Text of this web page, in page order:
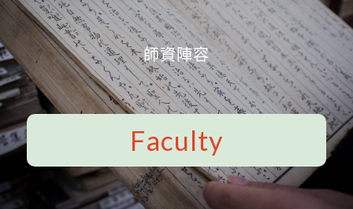
師資陣容
Faculty